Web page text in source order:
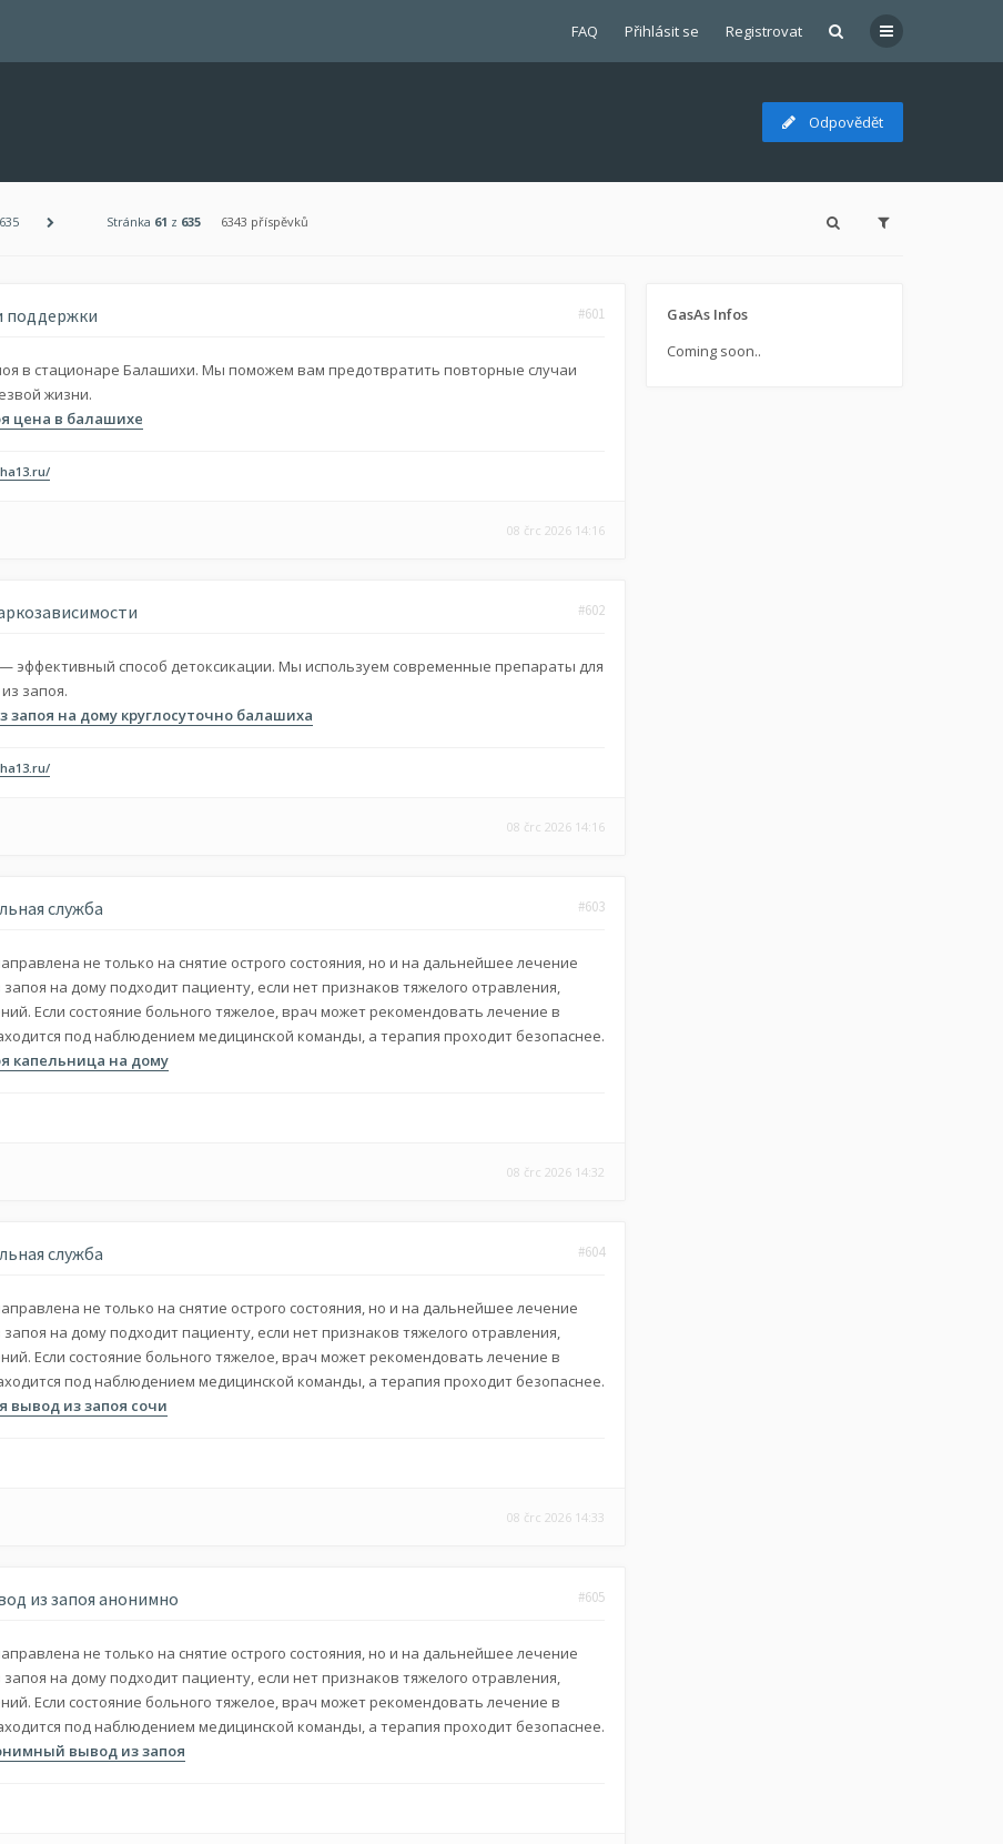
FAQ Přihlásit se Registrovat
Odpovědět
635 Stránka 61 z 635 6343 příspěvků
поддержки #601
в стационаре Балашихи. Мы поможем вам предотвратить повторные случаи
жизни.
цена в балашихе
08 črc 2026 14:16
#602
эффективный способ детоксикации. Мы используем современные препараты для
запоя.
запоя на дому круглосуточно балашиха
08 črc 2026 14:16
служба #603
не только на снятие острого состояния, но и на дальнейшее лечение
на дому подходит пациенту, если нет признаков тяжелого отравления,
Если состояние больного тяжелое, врач может рекомендовать лечение в
под наблюдением медицинской команды, а терапия проходит безопаснее.
капельница на дому
08 črc 2026 14:32
служба #604
не только на снятие острого состояния, но и на дальнейшее лечение
на дому подходит пациенту, если нет признаков тяжелого отравления,
Если состояние больного тяжелое, врач может рекомендовать лечение в
под наблюдением медицинской команды, а терапия проходит безопаснее.
вывод из запоя сочи
08 črc 2026 14:33
из запоя анонимно #605
не только на снятие острого состояния, но и на дальнейшее лечение
на дому подходит пациенту, если нет признаков тяжелого отравления,
Если состояние больного тяжелое, врач может рекомендовать лечение в
под наблюдением медицинской команды, а терапия проходит безопаснее.
вывод из запоя
GasAs Infos
Coming soon..